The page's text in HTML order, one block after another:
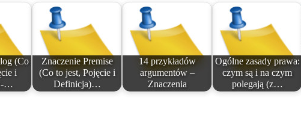
(Co
i
-…
Znaczenie Premise
(Co to jest, Pojęcie i
Definicja)…
14 przykładów
argumentów –
Znaczenia
Ogólne zasady prawa:
czym są i na czym
polegają (z…